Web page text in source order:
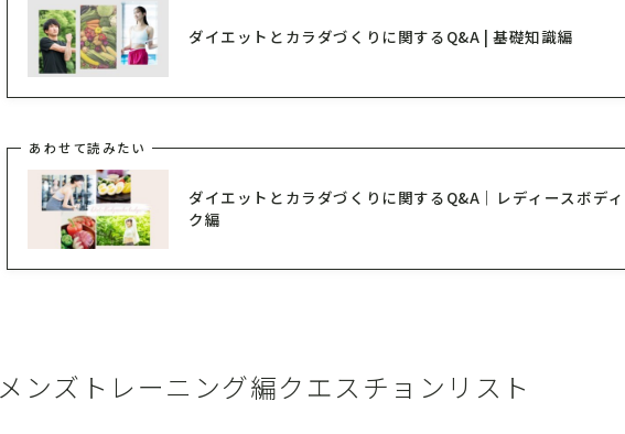
ダイエットとカラダづくりに関するQ&A | 基礎知識編
あわせて読みたい
ダイエットとカラダづくりに関するQ&A｜レディースボデ
ク編
メンズトレーニング編クエスチョンリスト